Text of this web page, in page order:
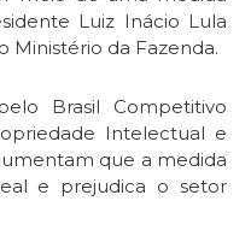
Luiz Inácio Lula
Ministério da Fazenda.
Brasil Competitivo
Intelectual e
que a medida
e prejudica o setor